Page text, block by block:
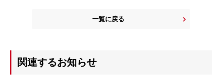
一覧に戻る
関連するお知らせ